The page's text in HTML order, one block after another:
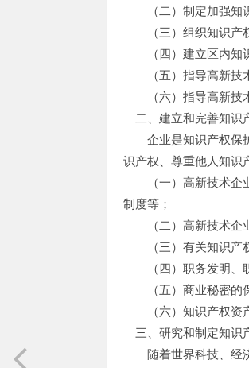
（二）制定加强知识
（三）组织知识产权
（四）建立区内知识
（五）指导高新技术
（六）指导高新技术
二、建立和完善知识
企业是知识产权保护
识产权、尊重他人知识
（一）高新技术企业
制度等；
（二）高新技术企
（三）有关知识产权
（四）职务发明、职
（五）商业秘密的保
（六）知识产权资产
三、研究和制定知识
随着世界科技、经济